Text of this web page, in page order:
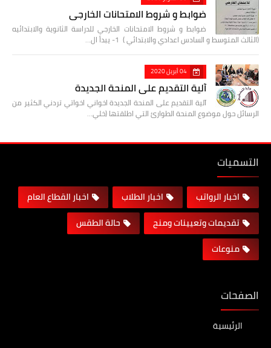
ضوابط و شروط الامتحانات الخارجي
ضوابط و شروط الامتحانات الخارجي للدراسة الثانوية والابتدائيه
(الثالث المتوسط و السادس اعدادي والابتدائي ) 1- يبدأ ال…
04 أبريل 2020
آلية التقديم على المنحة الجديدة
آلية التقديم على المنحة الجديدة اخواني اخواتي تردني الكثير من
الرسائل حول موضوع المنحة الطوارئ التي اطلقتها (خلي…
التسميات
اخبار الرواتب اخبار الطلاب
اخبار القطاع العام
تقديمات وتعيينات ومنح
حالة الطقس
منوعات
الصفحات
الرئيسية